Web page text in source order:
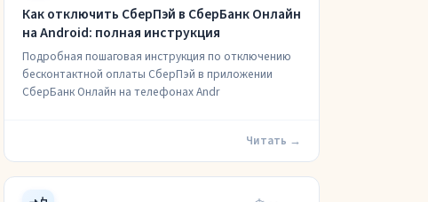
Как отключить СберПэй в СберБанк Онлайн
на Android: полная инструкция
Подробная пошаговая инструкция по отключению
бесконтактной оплаты СберПэй в приложении
СберБанк Онлайн на телефонах Andr
Читать →